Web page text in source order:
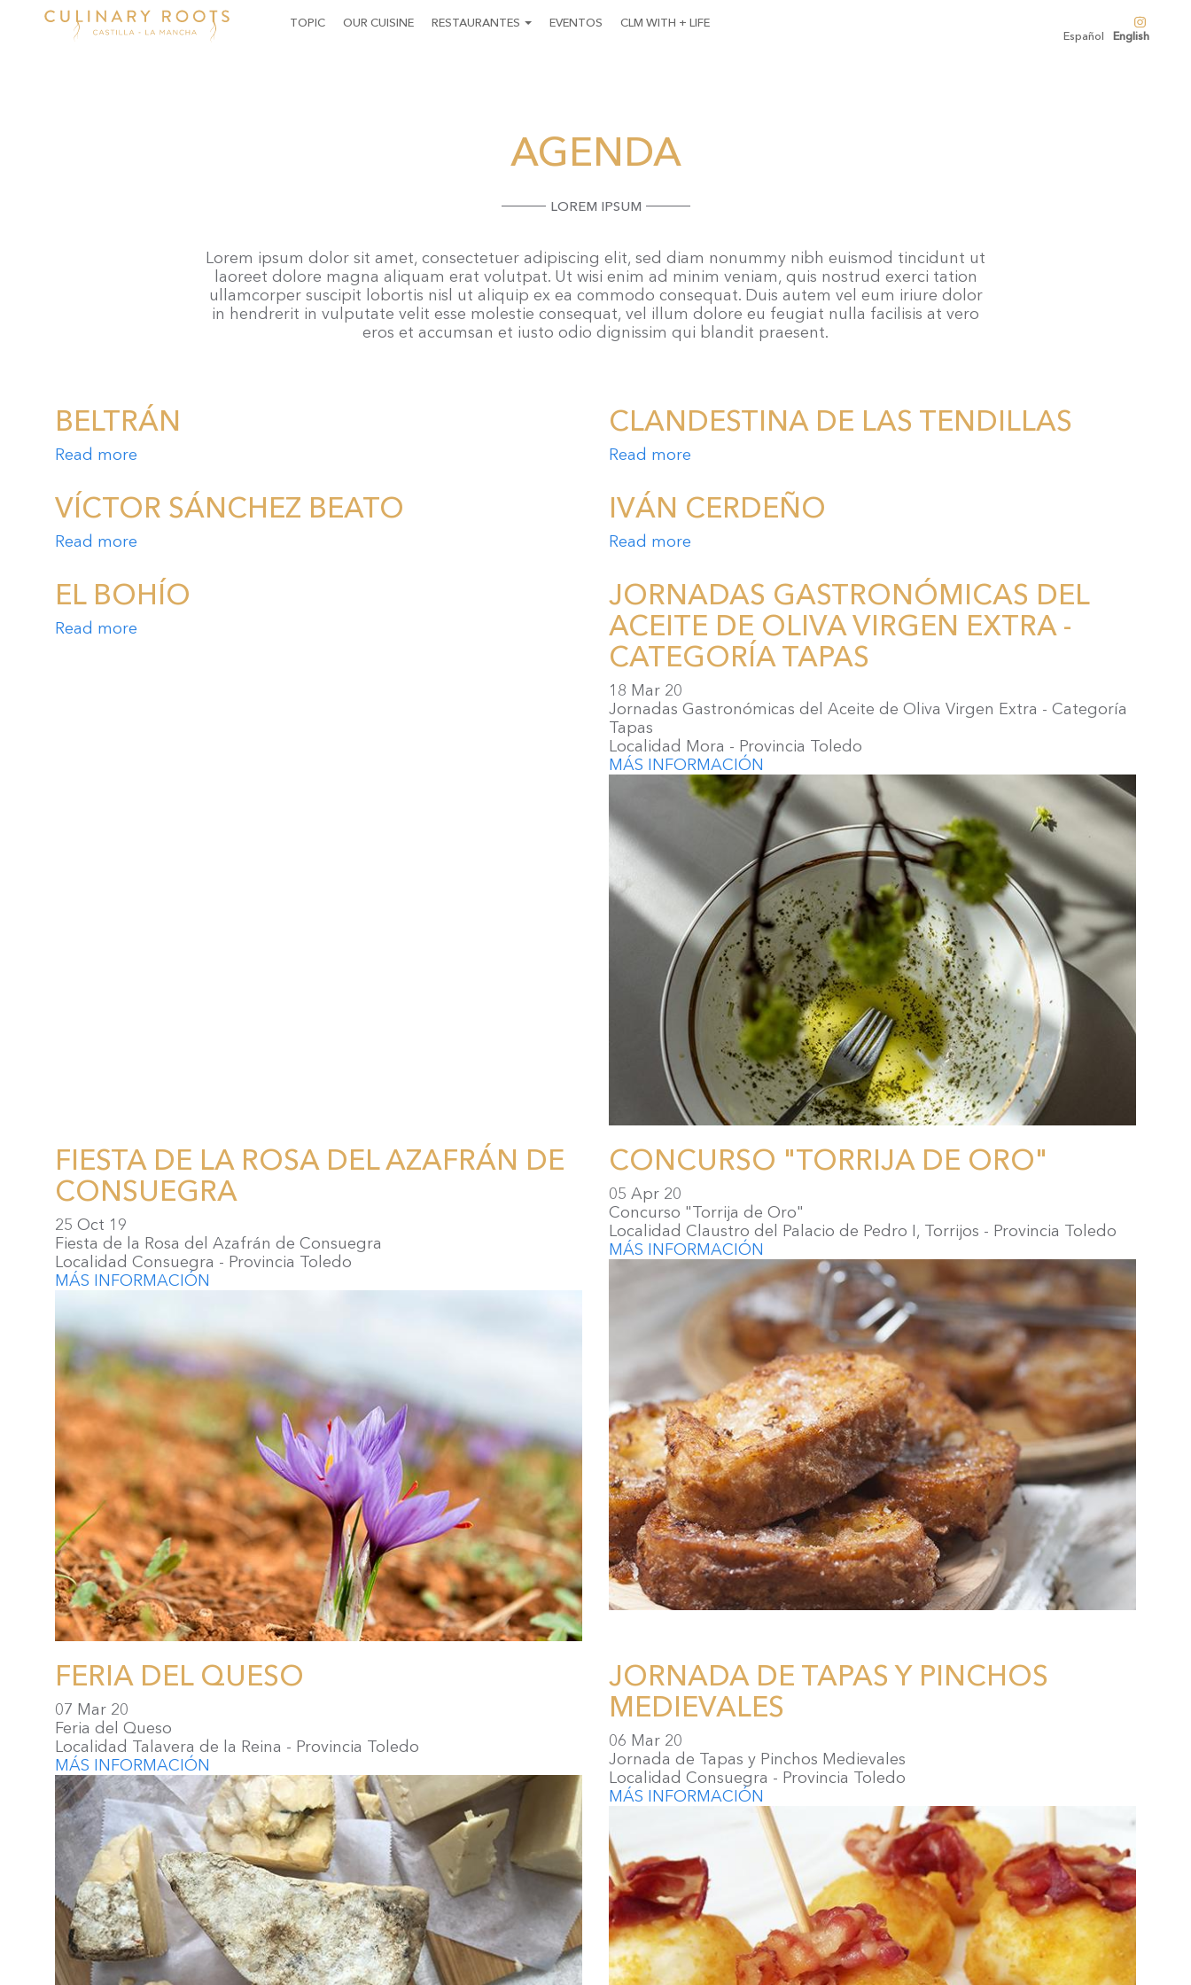
MAIN
NAVIGATION
TOPIC OUR CUISINE RESTAURANTES EVENTOS
CLM WITH + LIFE
Español
English
AGENDA
LOREM IPSUM
Lorem ipsum dolor sit amet, consectetuer adipiscing elit, sed diam nonummy nibh euismod tincidunt ut
laoreet dolore magna aliquam erat volutpat. Ut wisi enim ad minim veniam, quis nostrud exerci tation
ullamcorper suscipit lobortis nisl ut aliquip ex ea commodo consequat. Duis autem vel eum iriure dolor
in hendrerit in vulputate velit esse molestie consequat, vel illum dolore eu feugiat nulla facilisis at vero
eros et accumsan et iusto odio dignissim qui blandit praesent.
BELTRÁN
Read more
CLANDESTINA DE LAS TENDILLAS
Read more
de
Las
VÍCTOR SÁNCHEZ BEATO
Read more
Sánchez
Beato
IVÁN CERDEÑO
Read more
Cerdeño
EL BOHÍO
Read more
JORNADAS GASTRONÓMICAS DEL
ACEITE DE OLIVA VIRGEN EXTRA -
CATEGORÍA TAPAS
18 Mar 20
Jornadas Gastronómicas del Aceite de Oliva Virgen Extra - Categoría
Tapas
Localidad Mora - Provincia Toledo
MÁS INFORMACIÓN
FIESTA DE LA ROSA DEL AZAFRÁN DE
CONSUEGRA
25 Oct 19
Fiesta de la Rosa del Azafrán de Consuegra
Localidad Consuegra - Provincia Toledo
MÁS INFORMACIÓN
CONCURSO "TORRIJA DE ORO"
05 Apr 20
Concurso "Torrija de Oro"
Localidad Claustro del Palacio de Pedro I, Torrijos - Provincia Toledo
MÁS INFORMACIÓN
FERIA DEL QUESO
07 Mar 20
Feria del Queso
Localidad Talavera de la Reina - Provincia Toledo
MÁS INFORMACIÓN
JORNADA DE TAPAS Y PINCHOS
MEDIEVALES
06 Mar 20
Jornada de Tapas y Pinchos Medievales
Localidad Consuegra - Provincia Toledo
MÁS INFORMACIÓN